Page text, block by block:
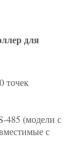
для
точек
485 (модели с
с